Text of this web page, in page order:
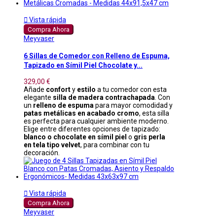
 Vista rápida
Compra Ahora
Meyvaser
6 Sillas de Comedor con Relleno de Espuma,
Tapizado en Símil Piel Chocolate y...
329,00 €
Añade conforty estilo a tu comedor con esta
elegante silla de madera contrachapada . Con
un relleno de espuma para mayor comodidad y
patas metálicas en acabado cromo, esta silla
es perfecta para cualquier ambiente moderno.
Elige entre diferentes opciones de tapizado:
blanco o chocolate en símil piel o gris perla
en tela tipo velvet, para combinar con tu
decoración.
 Vista rápida
Compra Ahora
Meyvaser